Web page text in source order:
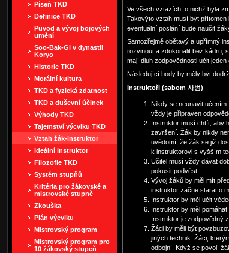
Píseň TKD
Definice TKD
Původ a vývoj bojových
umění
Soo-Bak-Gi v dynastii
Koryo
Historie TKD
Morální kultura
TKD a fyzická zdatnost
TKD a duševní účinek
Výhody TKD
Tajemství výcviku TKD
Vztah žák-instruktor
Ideální instruktor
Filozofie TKD
Systém stupňů
Kritéria pro žákovské a
mistrovské stupně
Zkouška
Plán výcviku
Mistrovský program
Mistrovský program pro
10 žákovský stupeň
Ve všech vztazích, o nichž byla
Takovýto vztah musí být
eventuální poslání bude naučit
Samozřejmě obětavý a upřímný
rozvinout a zdokonalit bez kádru,
mají dluh zodpovědnosti učit
Následující body by měly být
Instruktoři (sabom 사범)
Nikdy se neunavit
vždy je připraven
Instruktor musí chtít, aby
završení. Žák by nikdy
uvědomí, že žák se již
k instruktorovi s vyšším
Učitel musí vždy dávat
pokusit podvést.
Vývoj žáků by měl mít
instruktor začne starat o
Instruktor by měl učit
Instruktor by měl
Instruktor je zodpovědný
Žáci by měli být
jiných technik. Žáci,
odbojní. Když se povolí